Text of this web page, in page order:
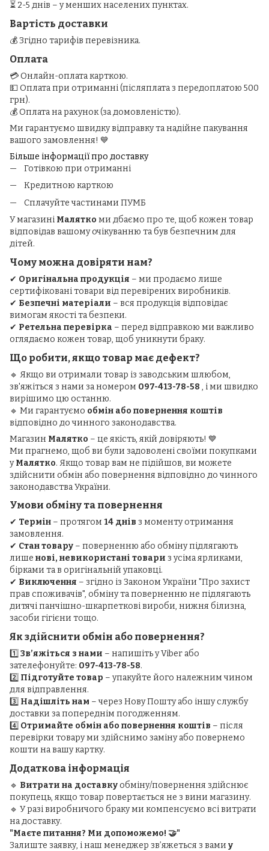
⏳ 2-5 днів – у менших населених пунктах.
Вартість доставки
💰 Згідно тарифів перевізника.
Оплата
💳 Онлайн-оплата карткою.
💵 Оплата при отриманні (післяплата з передоплатою 500
грн).
💰 Оплата на рахунок (за домовленістю).
Ми гарантуємо швидку відправку та надійне пакування
вашого замовлення! 💙
Більше інформації про доставку
Готівкою при отриманні
Кредитною карткою
Сплачуйте частинами ПУМБ
У магазині Малятко ми дбаємо про те, щоб кожен товар
відповідав вашому очікуванню та був безпечним для
дітей.
Чому можна довіряти нам?
✔ Оригінальна продукція – ми продаємо лише
сертифіковані товари від перевірених виробників.
✔ Безпечні матеріали – вся продукція відповідає
вимогам якості та безпеки.
✔ Ретельна перевірка – перед відправкою ми важливо
оглядаємо кожен товар, щоб уникнути браку.
Що робити, якщо товар має дефект?
🔹 Якщо ви отримали товар із заводським шлюбом,
зв'яжіться з нами за номером 097-413-78-58 , і ми швидко
вирішимо цю останню.
🔹 Ми гарантуємо обмін або повернення коштів
відповідно до чинного законодавства.
Магазин Малятко – це якість, якій довіряють! 💙
Ми прагнемо, щоб ви були задоволені своїми покупками
уМалятко. Якщо товар вам не підійшов, ви можете
здійснити обмін або повернення відповідно до чинного
законодавства України.
Умови обміну та повернення
✔ Термін – протягом 14 днів з моменту отримання
замовлення.
✔ Стан товару – поверненню або обміну підлягають
лише нові, невикористані товари з усіма ярликами,
бірками та в оригінальній упаковці.
✔ Виключення – згідно із Законом України "Про захист
прав споживачів", обміну та поверненню не підлягають
дитячі панчішно-шкарпеткові вироби, нижня білизна,
засоби гігієни тощо.
Як здійснити обмін або повернення?
1️⃣ Зв’яжіться з нами – напишіть у Viber або
зателефонуйте: 097-413-78-58.
2️⃣ Підготуйте товар – упакуйте його належним чином
для відправлення.
3️⃣ Надішліть нам – через Нову Пошту або іншу службу
доставки за попереднім погодженням.
4️⃣ Отримайте обмін або повернення коштів – після
перевірки товару ми здійснимо заміну або повернемо
кошти на вашу картку.
Додаткова інформація
🔹 Витрати на доставкуобміну/повернення здійснює
покупець, якщо товар повертається не з вини магазину.
🔹 У разі виробничого браку ми компенсуємо всі витрати
на доставку.
"Маєте питання? Ми допоможемо! 🤝"
Залиште заявку, і наш менеджер зв’яжеться з вами у